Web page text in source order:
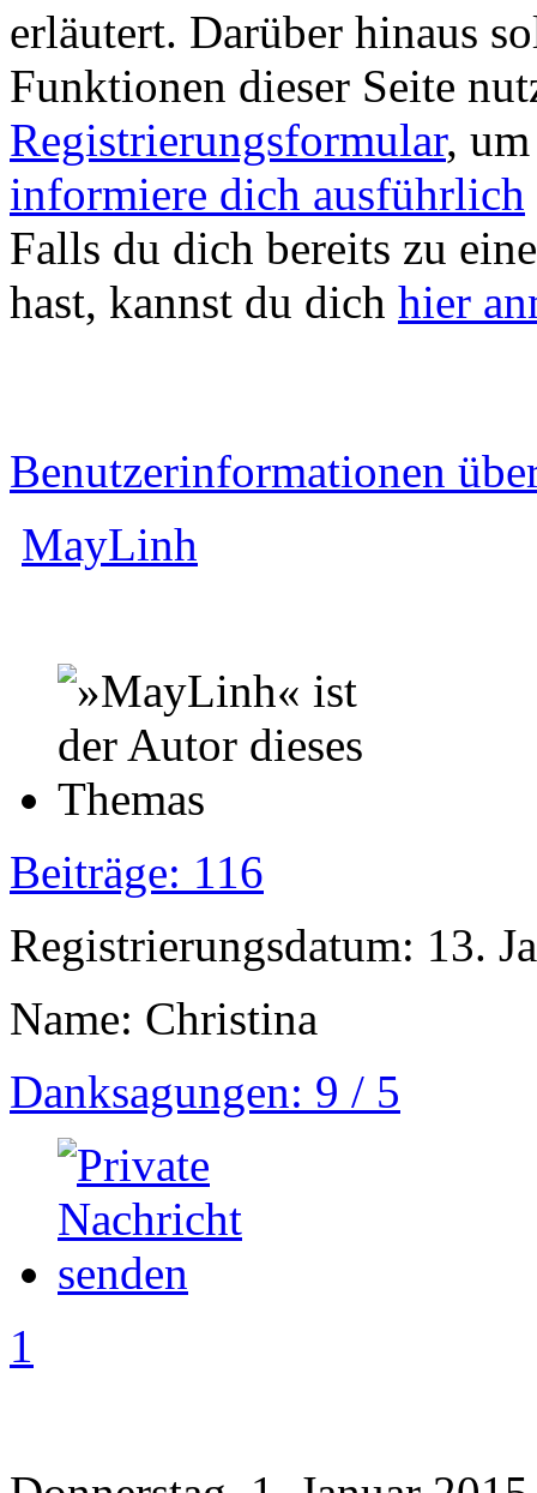
erläutert. Darüber hinaus
Funktionen dieser Seite
Registrierungsformular,
informiere dich ausführlich
Falls du dich bereits zu
hast, kannst du dich hier
Benutzerinformationen
MayLinh
Beiträge: 116
Registrierungsdatum: 13.
Name: Christina
Danksagungen: 9 / 5
1